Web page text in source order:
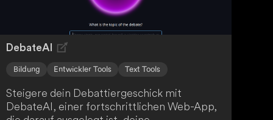
DebateAI
Bildung Entwickler Tools Text Tools
Steigere dein Debattiergeschick mit
DebateAI, einer fortschrittlichen Web-App,